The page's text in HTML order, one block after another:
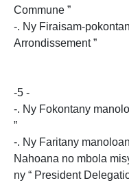
Commune ”
-. Ny Firaisam-
Arrondissement ”
-5 -
-. Ny Fokontany
”
-. Ny Faritany
Nahoana no mbola
ny “ President